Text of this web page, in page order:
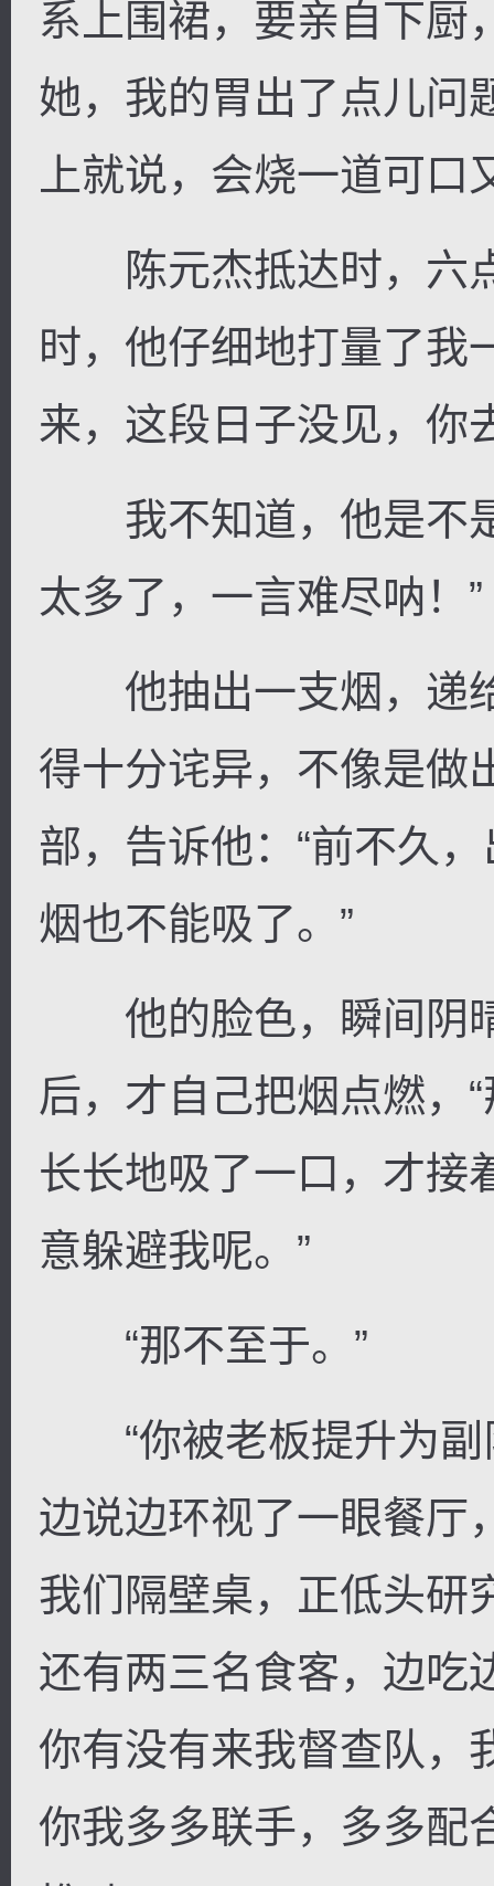
系上围裙，要亲自下厨
她，我的胃出了点儿问
上就说，会烧一道可
陈元杰抵达时，六
时，他仔细地打量了我
来，这段日子没见，你
我不知道，他是不是
太多了，一言难尽呐！”
他抽出一支烟，递
得十分诧异，不像是做
部，告诉他：“前不久
烟也不能吸了。”
他的脸色，瞬间阴
后，才自己把烟点燃，
长长地吸了一口，才接
意躲避我呢。”
“那不至于。”
“你被老板提升为副
边说边环视了一眼餐厅
我们隔壁桌，正低头研
还有两三名食客，边吃
你有没有来我督查队，
你我多多联手，多多配